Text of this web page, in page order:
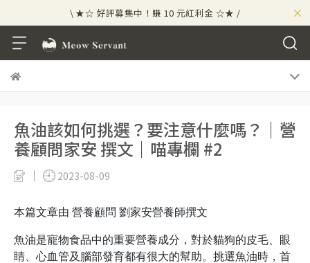
×
\ ★☆ 好評募集中！賺 10 元紅利金 ☆★ /
⟡⣠𝘄𝗲𝗹𝗰𝗼𝗺𝗲 ⁘ 新會員贈 50 元紅利金
\ ★☆ 好評募集中！賺 10 元紅利金 ☆★ /
魚油該如何挑選？要注意什麼嗎？｜營
養顧問家安 撰文｜喵專欄 #2
2023-08-09
本篇文章由 營養顧問 劉家安營養師撰文
魚油是寵物食品中的重要營養成分，對於貓狗的皮毛、眼
睛、心血管及腦部發育都有很大的幫助。挑選魚油時，首